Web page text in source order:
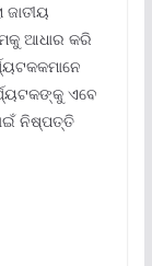
ଜାତୀୟ
ଆଧାର କରି
ଏବେ
ନିଷ୍ପତ୍ତି